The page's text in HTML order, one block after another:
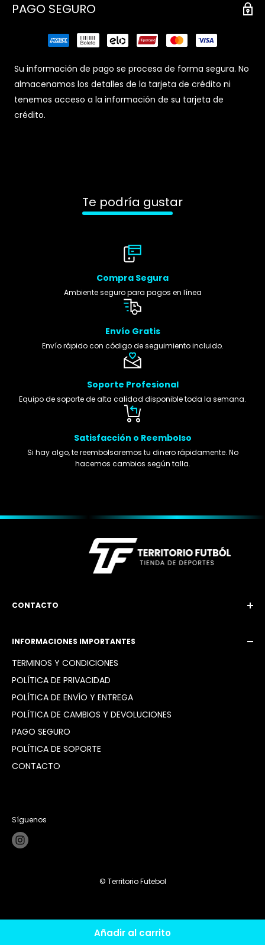
PAGO SEGURO
Su información de pago se procesa de forma segura. No
almacenamos los detalles de la tarjeta de crédito ni
tenemos acceso a la información de su tarjeta de
crédito.
Añadir al carrito
Te podría gustar
Compra Segura
Ambiente seguro para pagos en línea
Envío Gratis
Envío rápido con código de seguimiento incluido.
Soporte Profesional
Equipo de soporte de alta calidad disponible toda la semana.
Satisfacción o Reembolso
Si hay algo, te reembolsaremos tu dinero rápidamente. No
hacemos cambios según talla.
CONTACTO
Instagram: @territoriofutbol2_
INFORMACIONES IMPORTANTES
TÉRMINOS Y CONDICIONES
POLÍTICA DE PRIVACIDAD
POLÍTICA DE ENVÍO Y ENTREGA
POLÍTICA DE CAMBIOS Y DEVOLUCIONES
PAGO SEGURO
POLÍTICA DE SOPORTE
CONTACTO
Síguenos
© Territorio Futebol